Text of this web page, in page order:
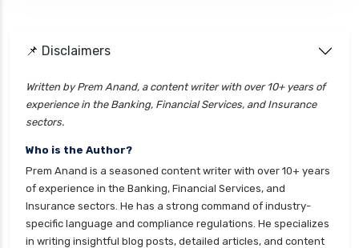
personal loan eligibility cholamandalam
finance
personal loan eligibility icici
personal loan eligibility idfc
personal loan eligibility incred
personal loan eligibility indusind bank
📌 Disclaimers
Written by Prem Anand, a content writer with over 10+ years of
experience in the Banking, Financial Services, and Insurance
sectors.
Who is the Author?
Prem Anand is a seasoned content writer with over 10+ years
of experience in the Banking, Financial Services, and
Insurance sectors. He has a strong command of industry-
specific language and compliance regulations. He specializes
in writing insightful blog posts, detailed articles, and content